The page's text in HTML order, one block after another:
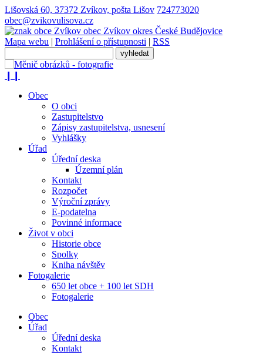
Lišovská 60, 37372 Zvíkov, pošta Lišov 724773020
obec@zvikovulisova.cz
obec Zvíkov okres České Budějovice
Mapa webu | Prohlášení o přístupnosti | RSS
Obec
O obci
Zastupitelstvo
Zápisy zastupitelstva, usnesení
Vyhlášky
Úřad
Úřední deska
Územní plán
Kontakt
Rozpočet
Výroční zprávy
E-podatelna
Povinné informace
Život v obci
Historie obce
Spolky
Kniha návštěv
Fotogalerie
650 let obce + 100 let SDH
Fotogalerie
Obec
Úřad
Úřední deska
Kontakt